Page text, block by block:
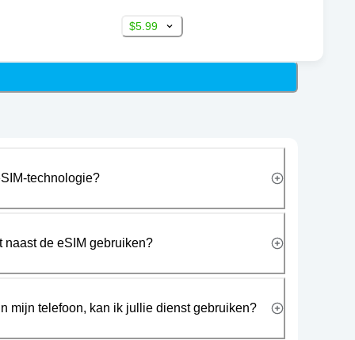
$5.99
technologie?
naast de eSIM gebruiken?
mijn telefoon, kan ik jullie dienst gebruiken?